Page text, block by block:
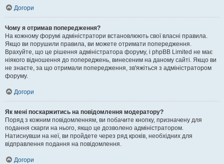
Догори
Чому я отримав попередження?
На кожному форумі адміністратори встановлюють свої власні правила.
Якщо ви порушили правила, ви можете отримати попередження.
Врахуйте, що це рішення адміністратора форуму, і phpBB Limited не має
ніякого відношення до попереджень, винесеним на даному сайті. Якщо ви
не знаєте, за що отримали попередження, зв'яжіться з адміністратором
форуму.
Догори
Як мені поскаржитись на повідомлення модератору?
Поряд з кожним повідомленням, ви побачите кнопку, призначену для
подання скарги на нього, якщо це дозволено адміністратором.
Натиснувши на неї, ви пройдете через ряд кроків, необхідних для
відправлення подання на повідомлення.
Догори